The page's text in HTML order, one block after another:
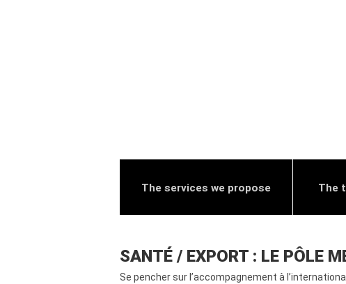
The services we propose The
SANTÉ / EXPORT : LE PÔLE
Se pencher sur l’accompagnement à